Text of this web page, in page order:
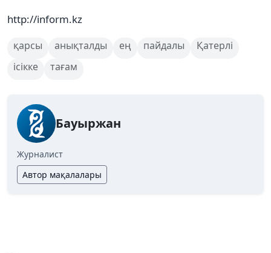
http://inform.kz
қарсы анықталды ең пайдалы
Қатерлі
ісікке
тағам
Бауыржан
Журналист
Автор мақалалары